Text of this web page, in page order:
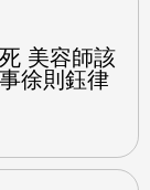
美容師該
徐則鈺律